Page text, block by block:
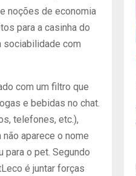
noções de economia
para a casinha do
sociabilidade com
com um filtro que
e bebidas no chat.
telefones, etc.),
aparece o nome
para o pet. Segundo
é juntar forças